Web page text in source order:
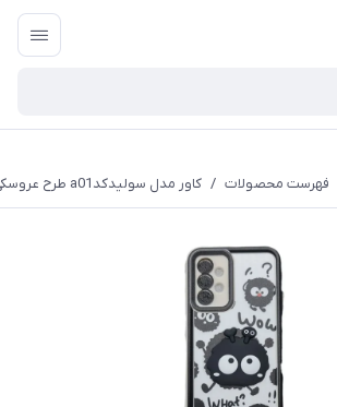
فهرست محصولات / کاور مدل سولیدکدa01 طرح عروسکی برجسته مناسب برای گوشی موبایل سامسونگ Galaxy A52